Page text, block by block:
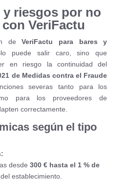
y riesgos por no
VeriFactu
deVeriFactu para bares y
puede salir caro, sino que
en riesgo la continuidad del
de Medidas contra el Fraude
severas tanto para los
para los proveedores de
correctamente.
según el tipo
desde 300 € hasta el 1 % de
del establecimiento.